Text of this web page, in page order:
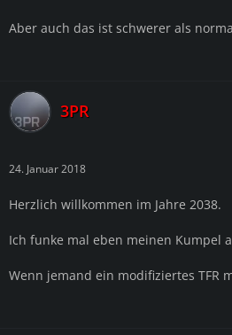
Aber auch das ist schwerer als
3PR
24. Januar 2018
Herzlich willkommen im Jahre 2038.
Ich funke mal eben meinen Kumpel
Wenn jemand ein modifiziertes TFR